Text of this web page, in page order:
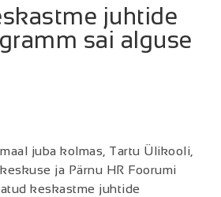
juhtide
sai alguse
juba kolmas, Tartu Ülikooli,
ja Pärnu HR Foorumi
keskastme juhtide